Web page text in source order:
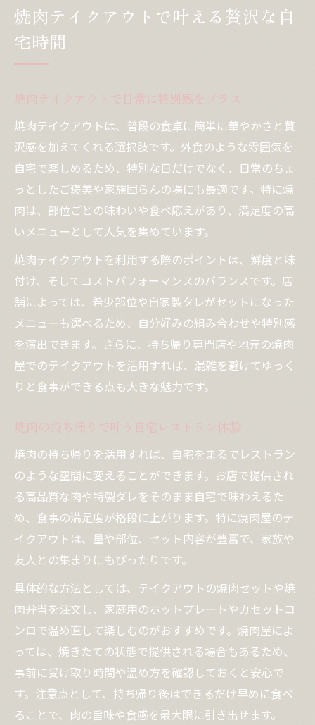
手軽に本格焼肉を味わうテイクアウト術
焼肉テイクアウトで本格的な味を自宅で再
焼肉屋生肉持ち帰りの活用術と選び方のコ
焼肉テイクアウト近くでプロの味を手軽に
体験
焼肉持ち帰り専門店で失敗しない注文方法
焼肉テイクアウト弁当で手軽に専門店の味
おうち焼肉を楽しむテイクアウト活用法
焼肉テイクアウトでおうちパーティを充実
焼肉持ち帰りで家族や友人と楽しいひとと
き
焼肉弁当テイクアウト近くで集まりを盛り
上げる
焼肉テイクアウトで自宅がホームグリルに
変身
現
鮮度にこだわる焼肉の持ち帰りポイント解説
焼肉テイクアウトで鮮度を保つ選び方のコ
ツ
焼肉屋生肉持ち帰り時の鮮度チェック法
焼肉持ち帰り専門店選びで重視すべき点
焼肉弁当テイクアウト近くで鮮度を見極め
る方法
コスパと満足感で選ぶ焼肉テイクアウトの極意
焼肉テイクアウトでコスパ重視の選び方解
説
焼肉持ち帰り専門店で賢く満足感を得る秘
焼肉テイクアウトで叶える贅沢な自
宅時間
焼肉テイクアウトで日常に特別感をプラス
焼肉テイクアウトは、普段の食卓に簡単に華やかさと贅
沢感を加えてくれる選択肢です。外食のような雰囲気を
自宅で楽しめるため、特別な日だけでなく、日常のちょ
っとしたご褒美や家族団らんの場にも最適です。特に焼
肉は、部位ごとの味わいや食べ応えがあり、満足度の高
いメニューとして人気を集めています。
焼肉テイクアウトを利用する際のポイントは、鮮度と味
付け、そしてコストパフォーマンスのバランスです。店
舗によっては、希少部位や自家製タレがセットになった
メニューも選べるため、自分好みの組み合わせや特別感
を演出できます。さらに、持ち帰り専門店や地元の焼肉
屋でのテイクアウトを活用すれば、混雑を避けてゆっく
りと食事ができる点も大きな魅力です。
焼肉の持ち帰りで叶う自宅レストラン体験
焼肉の持ち帰りを活用すれば、自宅をまるでレストラン
のような空間に変えることができます。お店で提供され
る高品質な肉や特製ダレをそのまま自宅で味わえるた
め、食事の満足度が格段に上がります。特に焼肉屋のテ
イクアウトは、量や部位、セット内容が豊富で、家族や
友人との集まりにもぴったりです。
具体的な方法としては、テイクアウトの焼肉セットや焼
肉弁当を注文し、家庭用のホットプレートやカセットコ
ンロで温め直して楽しむのがおすすめです。焼肉屋によ
っては、焼きたての状態で提供される場合もあるため、
事前に受け取り時間や温め方を確認しておくと安心で
す。注意点として、持ち帰り後はできるだけ早めに食べ
ることで、肉の旨味や食感を最大限に引き出せます。